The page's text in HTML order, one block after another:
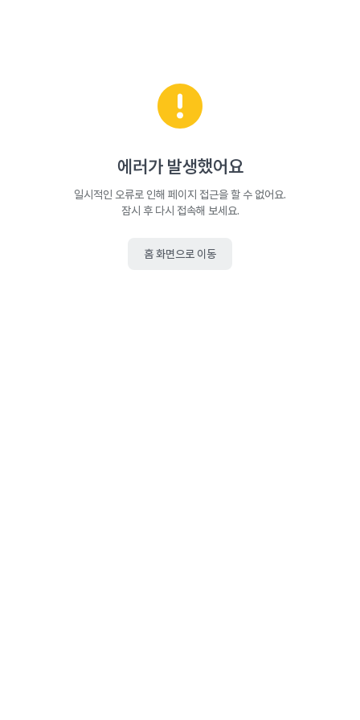
에러가 발생했어요
일시적인 오류로 인해 페이지 접근을 할 수 없어요.
잠시 후 다시 접속해 보세요.
홈 화면으로 이동